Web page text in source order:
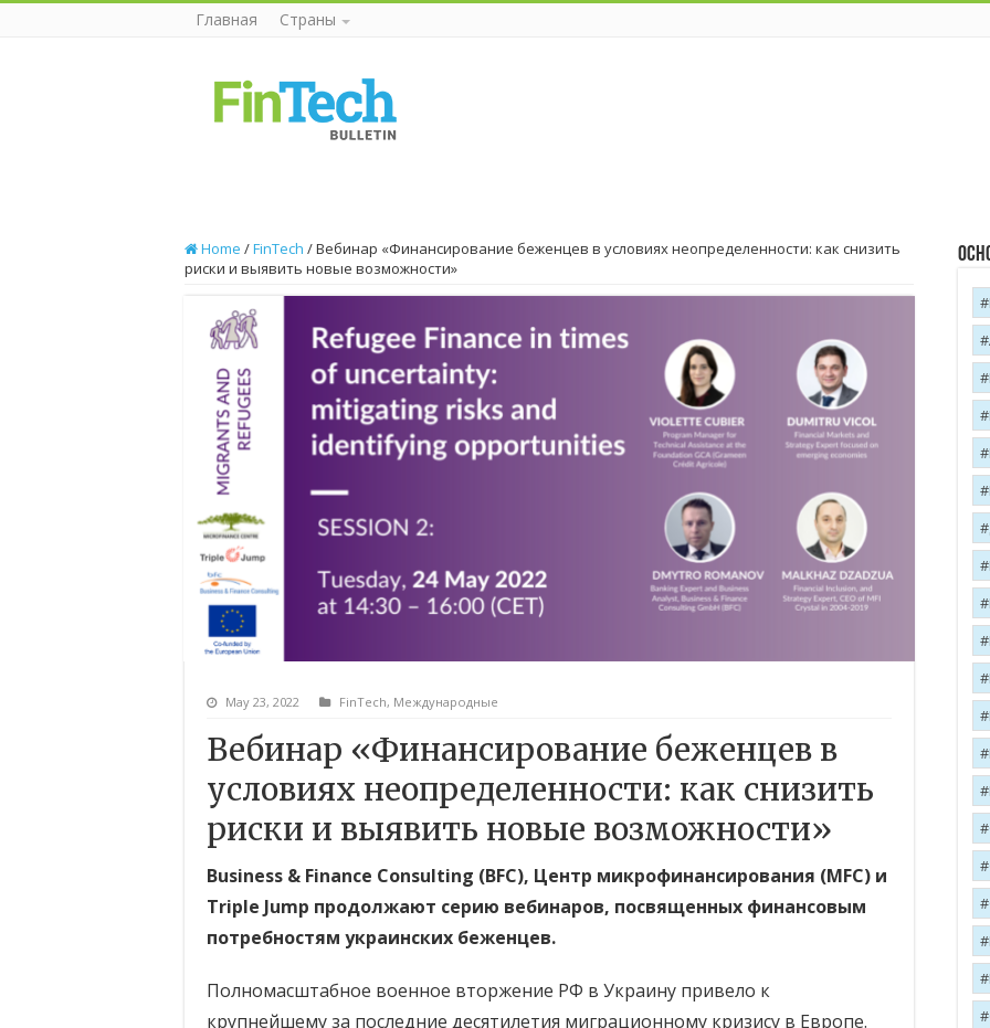
Главная Страны
Home /FinTech /Вебинар «Финансирование беженцев в условиях неопределенности: как снизить
риски и выявить новые возможности»
May 23, 2022 FinTech, Международные
Вебинар «Финансирование беженцев в
условиях неопределенности: как снизить
риски и выявить новые возможности»
Business & Finance Consulting (BFC), Центр микрофинансирования (MFC) и
Triple Jump продолжают серию вебинаров, посвященных финансовым
потребностям украинских беженцев.
Полномасштабное военное вторжение РФ в Украину привело к
крупнейшему за последние десятилетия миграционному кризису в Европе.